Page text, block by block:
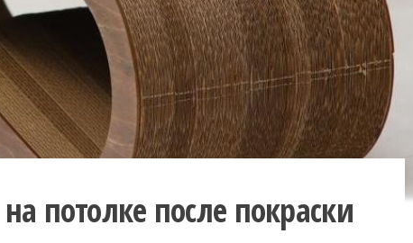
потолке после покраски